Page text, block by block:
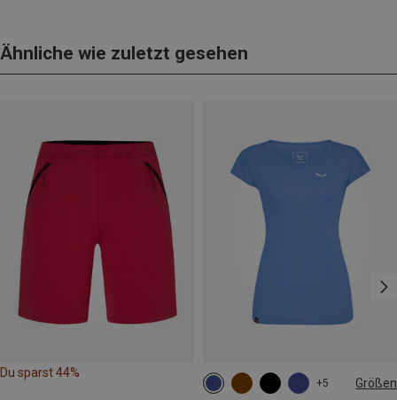
Ähnliche wie zuletzt gesehen
Du sparst 44%
+5 Größen
XS S M